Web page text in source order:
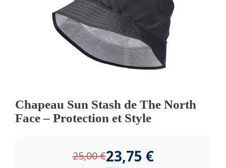
Chapeau Sun Stash de The North
Face – Protection et Style
25,00€23,75 €